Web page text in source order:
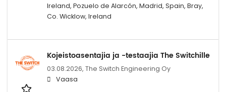
Ireland, Pozuelo de Alarcón, Madrid, Spain, Bray,
Co. Wicklow, Ireland
Kojeistoasentajia ja -testaajia The Switchille
03.08.2026, The Switch Engineering Oy
Vaasa